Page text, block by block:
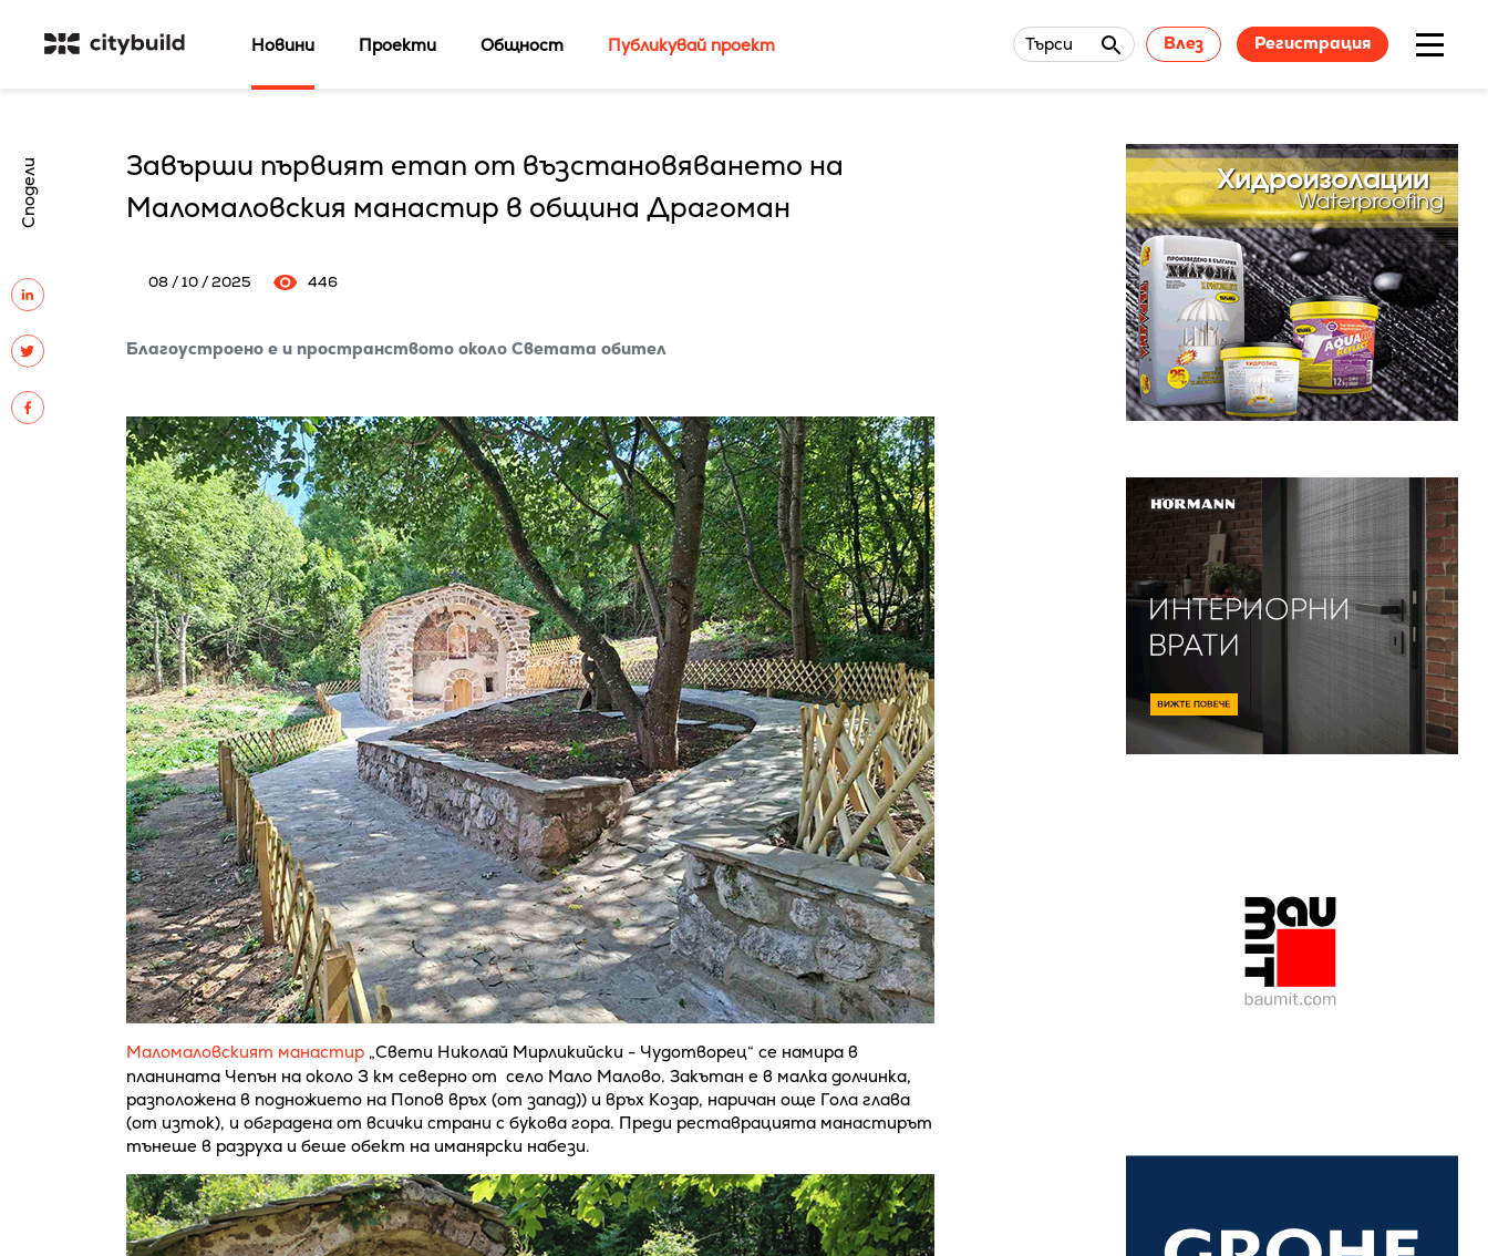
Новини Проекти Общност Публикувай проект Търси Влез Регистрация
Сподели
Завърши първият етап от възстановяването на
Маломаловския манастир в община Драгоман
08 / 10 / 2025 446
Благоустроено е и пространството около Светата обител
Маломаловският манастир„Свети Николай Мирликийски - Чудотворец“ се намира в
планината Чепън на около 3 км северно от село Мало Малово. Закътан е в малка долчинка,
разположена в подножието на Попов връх (от запад)) и връх Козар, наричан още Гола глава
(от изток), и обградена от всички страни с букова гора. Преди реставрацията манастирът
тънеше в разруха и беше обект на иманярски набези.